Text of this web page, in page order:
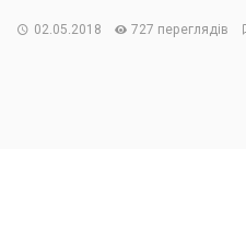
02.05.2018 727 переглядів